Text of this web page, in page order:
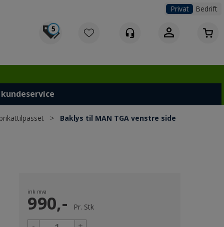
Privat Bedrift
5
> Baklys til MAN TGA venstre side
ink mva
990,- Pr. Stk